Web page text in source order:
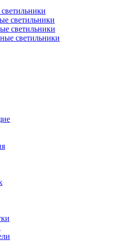
светильники
светильники
светильники